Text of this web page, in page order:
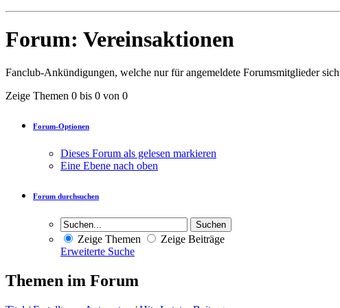
Forum: Vereinsaktionen
Fanclub-Ankündigungen, welche nur für angemeldete Forumsmitglieder
Zeige Themen 0 bis 0 von 0
Forum-Optionen
Dieses Forum als gelesen markieren
Eine Ebene nach oben
Forum durchsuchen
Zeige Themen
Zeige Beiträge
Erweiterte Suche
Themen im Forum